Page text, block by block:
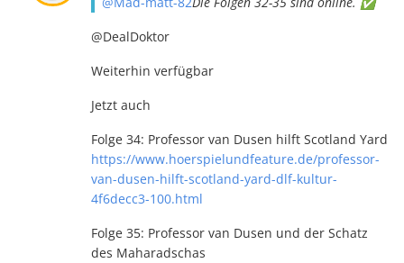
@DealDoktor
Weiterhin verfügbar
Jetzt auch
Folge 34: Professor van Dusen hilft Scotland Yard
https://www.hoerspielundfeature.de/professor-
van-dusen-hilft-scotland-yard-dlf-kultur-
4f6decc3-100.html
Folge 35: Professor van Dusen und der Schatz
des Maharadschas